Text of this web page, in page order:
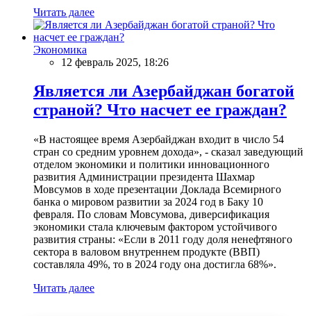
Читать далее
Экономика
12 февраль 2025, 18:26
Является ли Азербайджан богатой
страной? Что насчет ее граждан?
«В настоящее время Азербайджан входит в число 54
стран со средним уровнем дохода», - сказал заведующий
отделом экономики и политики инновационного
развития Администрации президента Шахмар
Мовсумов в ходе презентации Доклада Всемирного
банка о мировом развитии за 2024 год в Баку 10
февраля. По словам Мовсумова, диверсификация
экономики стала ключевым фактором устойчивого
развития страны: «Если в 2011 году доля ненефтяного
сектора в валовом внутреннем продукте (ВВП)
составляла 49%, то в 2024 году она достигла 68%».
Читать далее